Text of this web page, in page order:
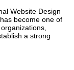
Website Design
become one of
a strong